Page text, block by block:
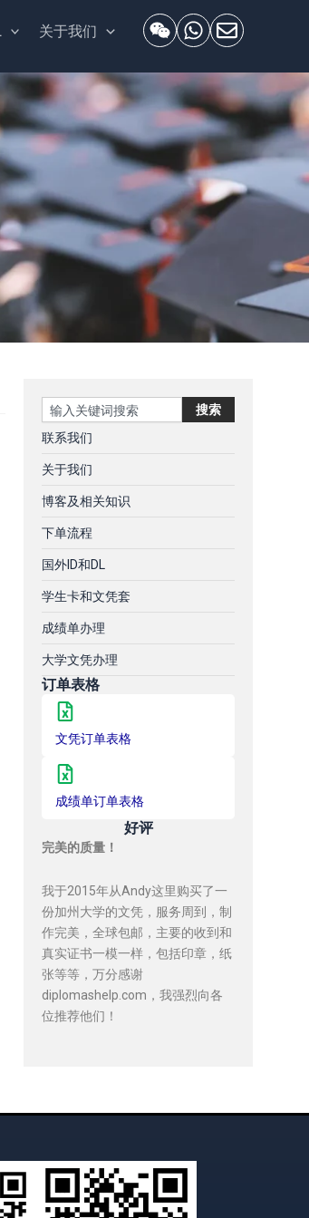
关于我们
Search 搜索
联系我们
关于我们
博客及相关知识
下单流程
国外ID和DL
学生卡和文凭套
成绩单办理
大学文凭办理
订单表格
文凭订单表格
成绩单订单表格
好评
完美的质量！
我于2015年从Andy这里购买了一
份加州大学的文凭，服务周到，制
作完美，全球包邮，主要的收到和
真实证书一模一样，包括印章，纸
张等等，万分感谢
diplomashelp.com，我强烈向各
位推荐他们！